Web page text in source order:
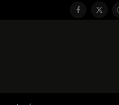
Facebook
X